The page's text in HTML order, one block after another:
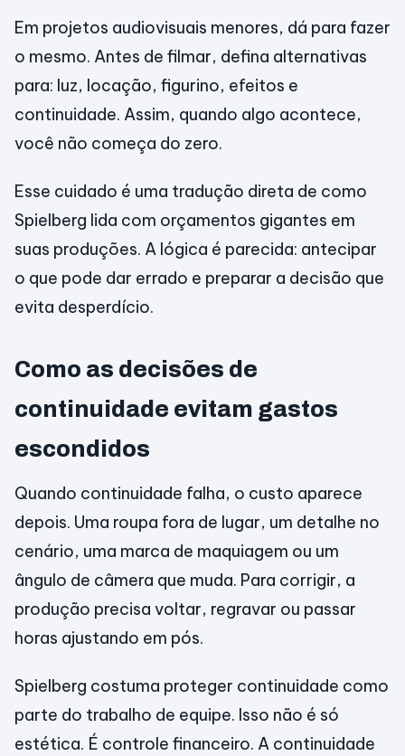
Em projetos audiovisuais menores, dá para fazer
o mesmo. Antes de filmar, defina alternativas
para: luz, locação, figurino, efeitos e
continuidade. Assim, quando algo acontece,
você não começa do zero.
Esse cuidado é uma tradução direta de como
Spielberg lida com orçamentos gigantes em
suas produções. A lógica é parecida: antecipar
o que pode dar errado e preparar a decisão que
evita desperdício.
Como as decisões de
continuidade evitam gastos
escondidos
Quando continuidade falha, o custo aparece
depois. Uma roupa fora de lugar, um detalhe no
cenário, uma marca de maquiagem ou um
ângulo de câmera que muda. Para corrigir, a
produção precisa voltar, regravar ou passar
horas ajustando em pós.
Spielberg costuma proteger continuidade como
parte do trabalho de equipe. Isso não é só
estética. É controle financeiro. A continuidade